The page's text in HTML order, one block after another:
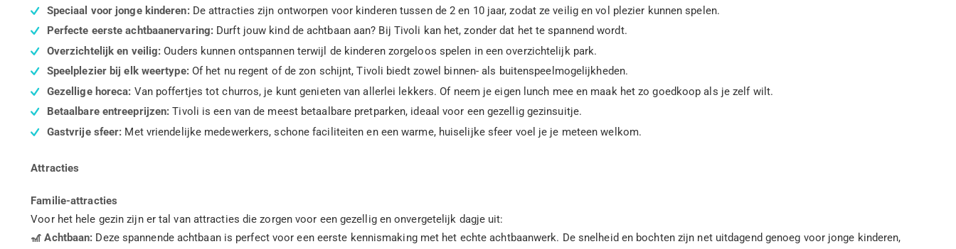
Speciaal voor jonge kinderen: De attracties zijn ontworpen voor kinderen tussen de 2 en 10 jaar, zodat ze veilig en vol plezier kunnen spelen.
Perfecte eerste achtbaanervaring: Durft jouw kind de achtbaan aan? Bij Tivoli kan het, zonder dat het te spannend wordt.
Overzichtelijk en veilig: Ouders kunnen ontspannen terwijl de kinderen zorgeloos spelen in een overzichtelijk park.
Speelplezier bij elk weertype:Of het nu regent of de zon schijnt, Tivoli biedt zowel binnen- als buitenspeelmogelijkheden.
Gezellige horeca: Van poffertjes tot churros, je kunt genieten van allerlei lekkers. Of neem je eigen lunch mee en maak het zo goedkoop als je zelf wilt.
Betaalbare entreeprijzen:Tivoli is een van de meest betaalbare pretparken, ideaal voor een gezellig gezinsuitje.
Gastvrije sfeer: Met vriendelijke medewerkers, schone faciliteiten en een warme, huiselijke sfeer voel je je meteen welkom.
Attracties
Familie-attracties
Voor het hele gezin zijn er tal van attracties die zorgen voor een gezellig en onvergetelijk dagje uit:
🎢 Achtbaan: Deze spannende achtbaan is perfect voor een eerste kennismaking met het echte achtbaanwerk. De snelheid en bochten zijn net uitdagend genoeg voor jonge kinderen,